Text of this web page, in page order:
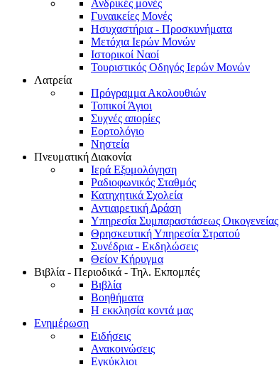
Ανδρικές μονές
Γυναικείες Μονές
Ησυχαστήρια - Προσκυνήματα
Μετόχια Ιερών Μονών
Ιστορικοί Ναοί
Τουριστικός Οδηγός Ιερών Μονών
Λατρεία
Πρόγραμμα Ακολουθιών
Τοπικοί Άγιοι
Συχνές απορίες
Εορτολόγιο
Νηστεία
Πνευματική Διακονία
Ιερά Εξομολόγηση
Ραδιοφωνικός Σταθμός
Κατηχητικά Σχολεία
Αντιαιρετική Δράση
Υπηρεσία Συμπαραστάσεως Οικογενείας
Θρησκευτική Υπηρεσία Στρατού
Συνέδρια - Εκδηλώσεις
Θείον Κήρυγμα
Βιβλία - Περιοδικά - Τηλ. Εκπομπές
Βιβλία
Βοηθήματα
Η εκκλησία κοντά μας
Ενημέρωση
Ειδήσεις
Ανακοινώσεις
Εγκύκλιοι